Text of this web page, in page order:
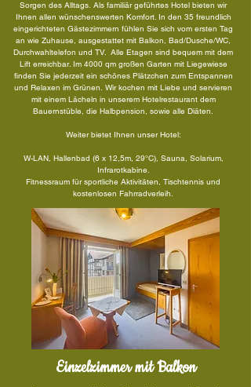
Sorgen des Alltags. Als familiär geführtes Hotel bieten wir
Ihnen allen wünschenswerten Komfort. In den 35 freundlich
eingerichteten Gästezimmern fühlen Sie sich vom ersten Tag
an wie Zuhause, ausgestattet mit Balkon, Bad/Dusche/WC,
Durchwahltelefon und TV. Alle Etagen sind bequem mit dem
Lift erreichbar. Im 4000 qm großen Garten mit Liegewiese
finden Sie jederzeit ein schönes Plätzchen zum Entspannen
und Relaxen im Grünen. Wir kochen mit Liebe und servieren
mit einem Lächeln in unserem Hotelrestaurant dem
Bauernstüble, die Halbpension, sowie alle Diäten.
Weiter bietet Ihnen unser Hotel:
W-LAN, Hallenbad (6 x 12,5m, 29°C), Sauna, Solarium,
Infrarotkabine.
Fitnessraum für sportliche Aktivitäten, Tischtennis und
kostenlosen Fahrradverleih.
Einzelzimmer mit Balkon